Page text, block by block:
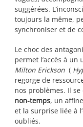
suggérées.
toujours la même,
synchroniser et de
Le choc des
permet l’accès à un
Milton Erickson (
regorge de
nos problèmes. Il
non-temps, un
et la surprise liée à
oubliés.